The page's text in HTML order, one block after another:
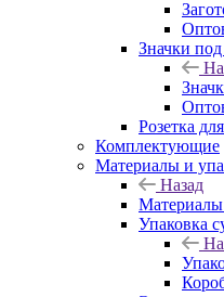
Значки
Розетка
Комплектующие
Материалы и
Назад
Материалы
Упаковка